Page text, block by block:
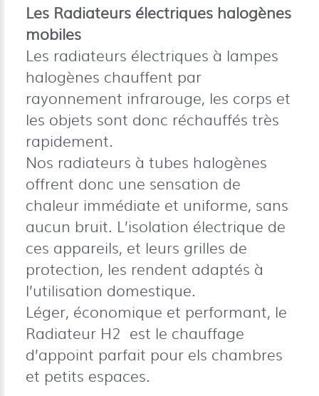
Les Radiateurs électriques halogènes
mobiles
Les radiateurs électriques à lampes
halogènes chauffent par
rayonnement infrarouge, les corps et
les objets sont donc réchauffés très
rapidement.
Nos radiateurs à tubes halogènes
offrent donc une sensation de
chaleur immédiate et uniforme, sans
aucun bruit. L’isolation électrique de
ces appareils, et leurs grilles de
protection, les rendent adaptés à
l’utilisation domestique.
Léger, économique et performant, le
Radiateur H2 est le chauffage
d’appoint parfait pour els chambres
et petits espaces.